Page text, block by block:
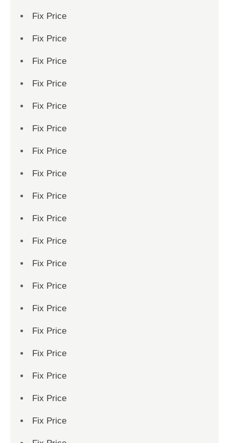
Fix Price
Fix Price
Fix Price
Fix Price
Fix Price
Fix Price
Fix Price
Fix Price
Fix Price
Fix Price
Fix Price
Fix Price
Fix Price
Fix Price
Fix Price
Fix Price
Fix Price
Fix Price
Fix Price